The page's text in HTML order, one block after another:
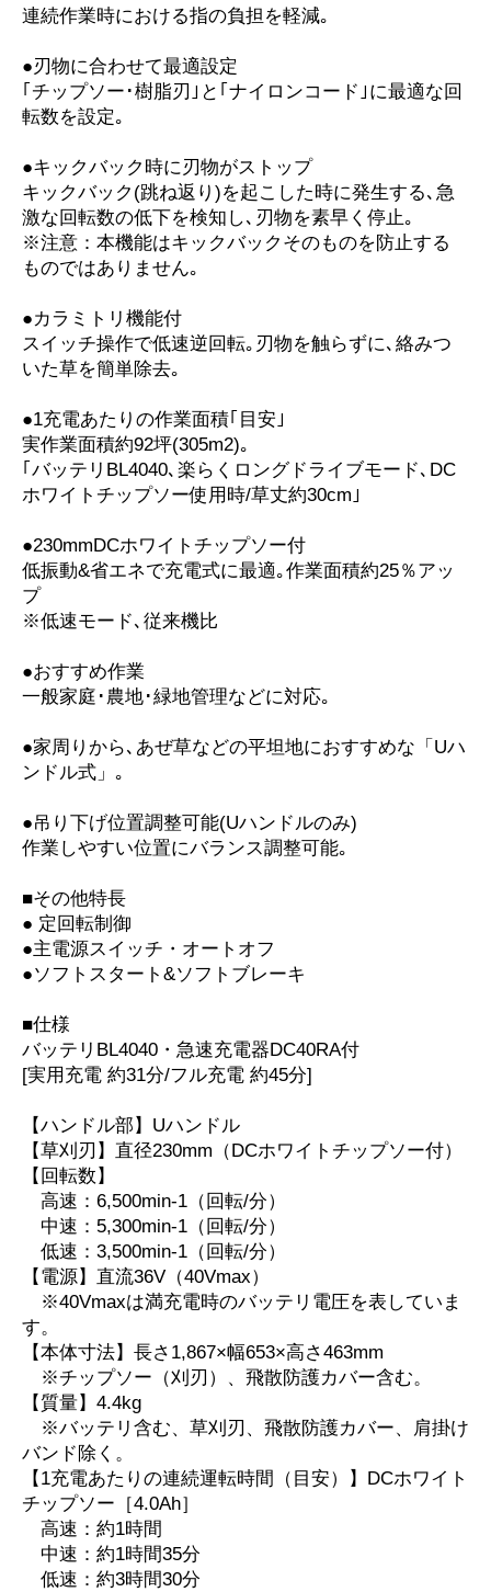
連続作業時における指の負担を軽減｡
●刃物に合わせて最適設定
｢チップソー･樹脂刃｣と｢ナイロンコード｣に最適な回
転数を設定｡
●キックバック時に刃物がストップ
キックバック(跳ね返り)を起こした時に発生する､急
激な回転数の低下を検知し､刃物を素早く停止｡
※注意：本機能はキックバックそのものを防止する
ものではありません｡
●カラミトリ機能付
スイッチ操作で低速逆回転｡刃物を触らずに､絡みつ
いた草を簡単除去｡
●1充電あたりの作業面積｢目安｣
実作業面積約92坪(305m2)｡
｢バッテリBL4040､楽らくロングドライブモード､DC
ホワイトチップソー使用時/草丈約30cm｣
●230mmDCホワイトチップソー付
低振動&省エネで充電式に最適｡作業面積約25％アッ
プ
※低速モード､従来機比
●おすすめ作業
一般家庭･農地･緑地管理などに対応｡
●家周りから､あぜ草などの平坦地におすすめな「Uハ
ンドル式」｡
●吊り下げ位置調整可能(Uハンドルのみ)
作業しやすい位置にバランス調整可能｡
■その他特長
● 定回転制御
●主電源スイッチ・オートオフ
●ソフトスタート&ソフトブレーキ
■仕様
バッテリBL4040・急速充電器DC40RA付
[実用充電 約31分/フル充電 約45分]
【ハンドル部】Uハンドル
【草刈刃】直径230mm（DCホワイトチップソー付）
【回転数】
高速：6,500min-1（回転/分）
中速：5,300min-1（回転/分）
低速：3,500min-1（回転/分）
【電源】直流36V（40Vmax）
※40Vmaxは満充電時のバッテリ電圧を表していま
す。
【本体寸法】長さ1,867×幅653×高さ463mm
※チップソー（刈刃）、飛散防護カバー含む。
【質量】4.4kg
※バッテリ含む、草刈刃、飛散防護カバー、肩掛け
バンド除く。
【1充電あたりの連続運転時間（目安）】DCホワイト
チップソー［4.0Ah］
高速：約1時間
中速：約1時間35分
低速：約3時間30分